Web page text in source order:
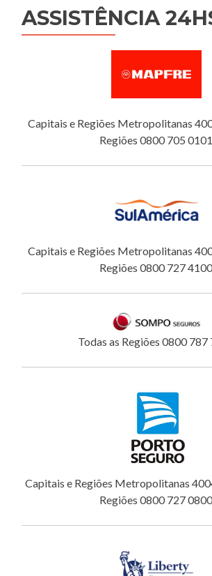
ASSISTÊNCIA
Capitais e Regiões Metropolitanas
Regiões 0800 705 0101
Capitais e Regiões Metropolitanas
Regiões 0800 727 4100
Todas as Regiões 0800 787
Capitais e Regiões Metropolitanas
Regiões 0800 727 0800